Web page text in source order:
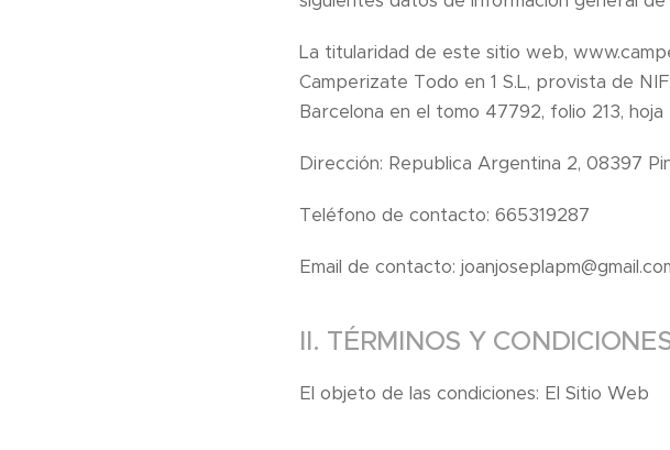
La titularidad de este sitio web,
Camperizate Todo en 1 S.L, provista de
Barcelona en el tomo 47792, folio 213,
Dirección: Republica Argentina 2, 08397
Teléfono de contacto: 665319287
Email de contacto:
II. TÉRMINOS Y
El objeto de las condiciones: El Sitio Web